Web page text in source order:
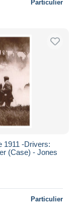
Particulier
1911 -Drivers:
(Case) - Jones
Particulier